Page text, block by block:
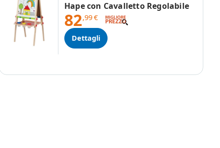
Hape con Cavalletto Regolabile
82,99€
Dettagli